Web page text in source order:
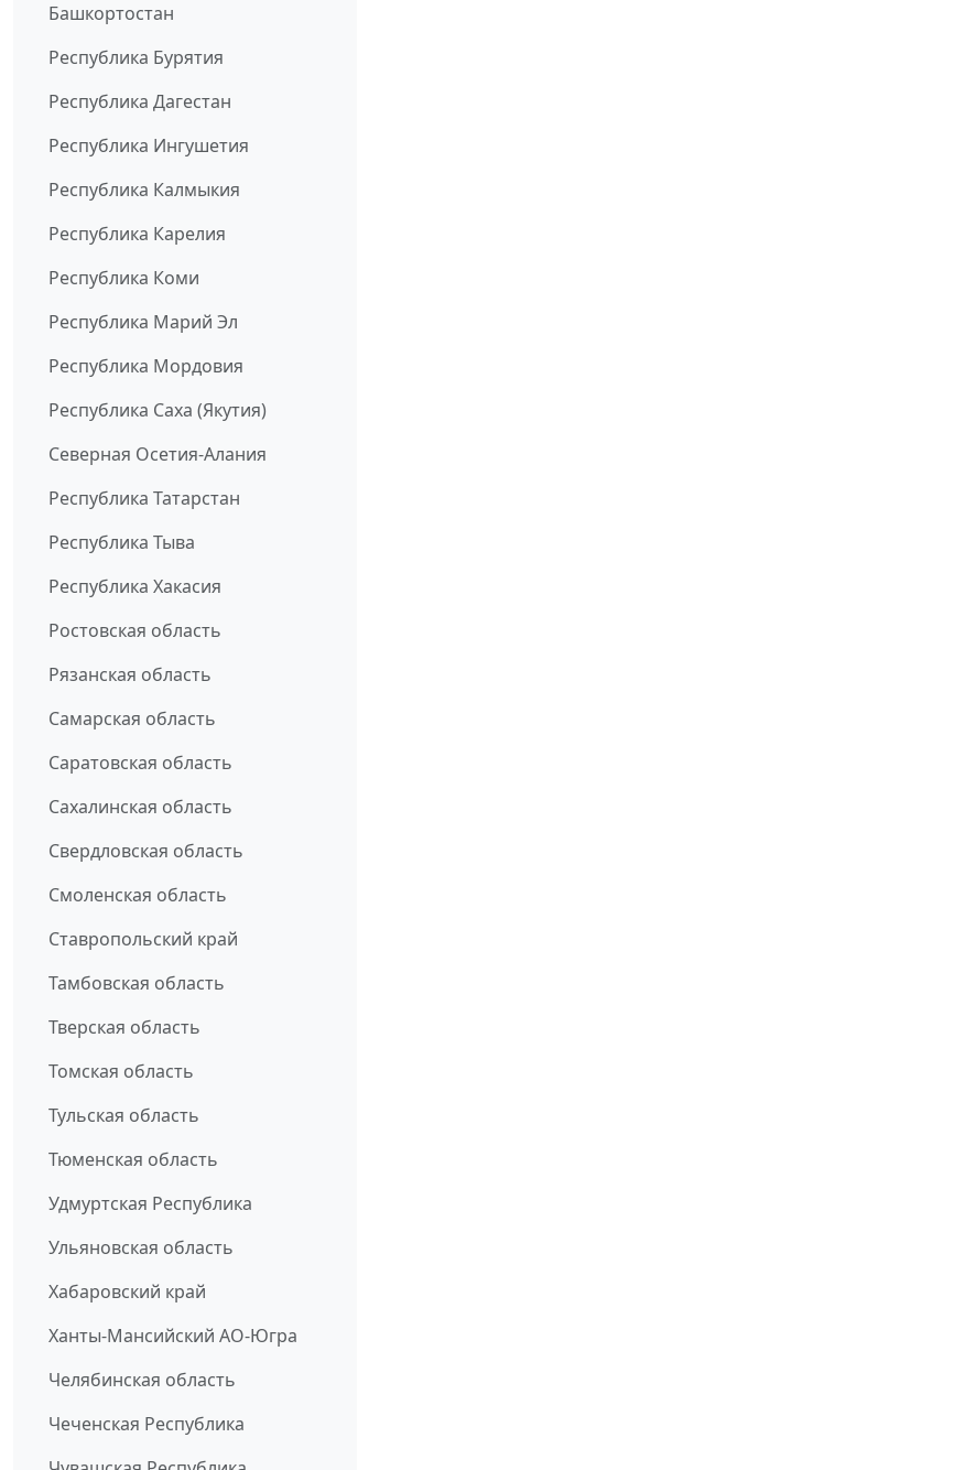
Башкортостан
Республика Бурятия
Республика Дагестан
Республика Ингушетия
Республика Калмыкия
Республика Карелия
Республика Коми
Республика Марий Эл
Республика Мордовия
Республика Саха (Якутия)
Северная Осетия-Алания
Республика Татарстан
Республика Тыва
Республика Хакасия
Ростовская область
Рязанская область
Самарская область
Саратовская область
Сахалинская область
Свердловская область
Смоленская область
Ставропольский край
Тамбовская область
Тверская область
Томская область
Тульская область
Тюменская область
Удмуртская Республика
Ульяновская область
Хабаровский край
Ханты-Мансийский АО-Югра
Челябинская область
Чеченская Республика